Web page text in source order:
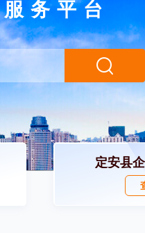
务平台
定安县